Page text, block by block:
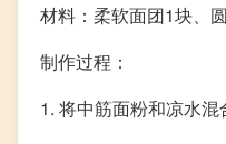
材料：柔软面团1块、
制作过程：
1. 将中筋面粉和凉水